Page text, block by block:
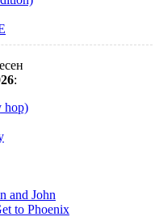
:
hop)
and John
to Phoenix